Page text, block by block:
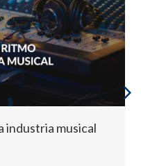
industria musical